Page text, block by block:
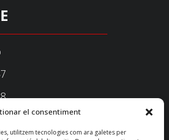
el consentiment
utilitzem tecnologies com ara galetes per